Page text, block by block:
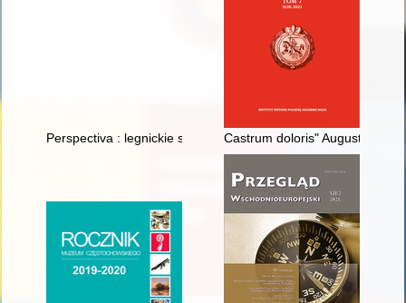
Perspectiva : legnickie studia teologiczno-historyczne. R. 20,
Castrum doloris" Augusta II